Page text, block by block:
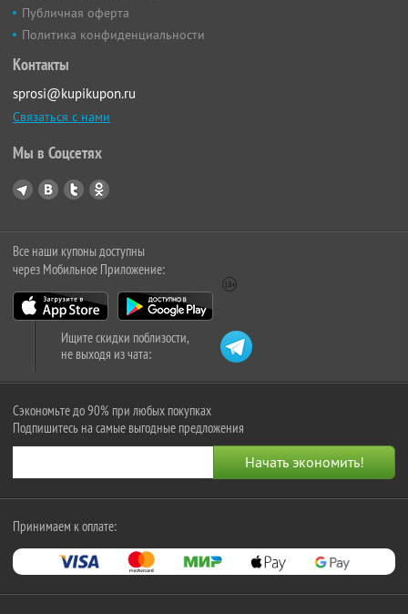
Публичная оферта
Политика конфиденциальности
Контакты
sprosi@kupikupon.ru
Связаться с нами
Мы в Соцсетях
Все наши купоны доступны
через Мобильное Приложение:
Ищите скидки поблизости,
не выходя из чата:
Сэкономьте до 90% при любых покупках
Подпишитесь на самые выгодные предложения
Принимаем к оплате: